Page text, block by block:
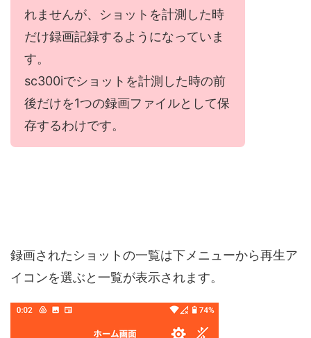
れませんが、ショットを計測した時
だけ録画記録するようになっていま
す。
sc300iでショットを計測した時の前
後だけを1つの録画ファイルとして保
存するわけです。
録画されたショットの一覧は下メニューから再生ア
イコンを選ぶと一覧が表示されます。